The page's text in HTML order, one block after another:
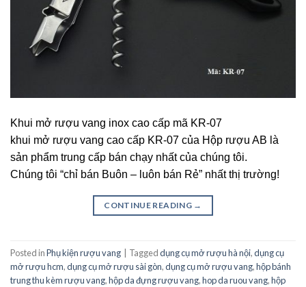
Khui mở rượu vang inox cao cấp mã KR-07
khui mở rượu vang cao cấp KR-07 của Hộp rượu AB là
sản phẩm trung cấp bán chạy nhất của chúng tôi.
Chúng tôi “chỉ bán Buôn – luôn bán Rẻ” nhất thị trường!
CONTINUE READING →
Posted inPhụ kiện rượu vang Taggeddụng cụ mở rượu hà nội,dụng cụ
mở rượu hcm,dụng cụ mở rượu sài gòn,dụng cụ mở rượu vang,hộp bánh
trung thu kèm rượu vang,hộp da đựng rượu vang,hop da ruou vang,hộp